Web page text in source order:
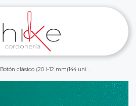
Botón clásico (20 l-12 mm)144 unid. verde botella